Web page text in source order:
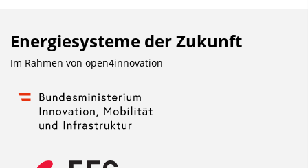
Energiesysteme der Zukunft
Im Rahmen von open4innovation